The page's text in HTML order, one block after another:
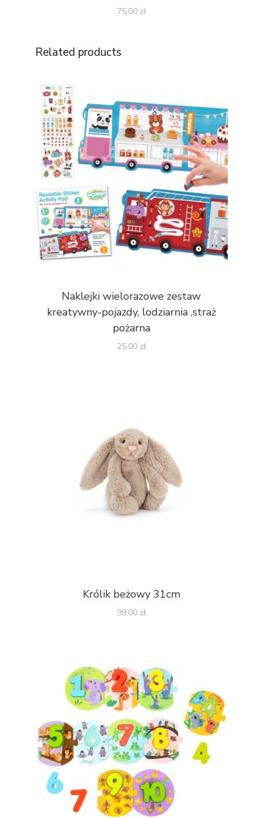
75,00 zł
Related products
Naklejki wielorazowe zestaw
kreatywny-pojazdy, lodziarnia ,straż
pożarna
25,00 zł
Królik beżowy 31cm
99,00 zł